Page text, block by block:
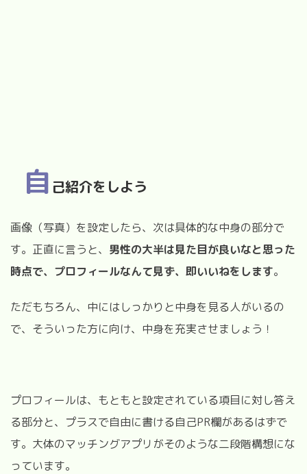
自 己紹介をしよう
画像（写真）を設定したら、次は具体的な中身の部分で
す。正直に言うと、 男性の大半は見た目が良いなと思った
時点で、プロフィールなんて見ず、即いいねをします。
ただもちろん、中にはしっかりと中身を見る人がいるの
で、そういった方に向け、中身を充実させましょう！
プロフィールは、もともと設定されている項目に対し答え
る部分と、プラスで自由に書ける自己PR欄があるはずで
す。大体のマッチングアプリがそのような二段階構想にな
っています。